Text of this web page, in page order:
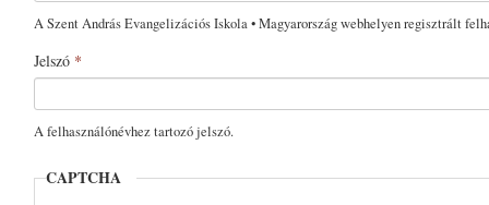
A Szent András Evangelizációs Iskola • Magyarország webhelyen regisztrált
Jelszó *
A felhasználónévhez tartozó jelszó.
CAPTCHA